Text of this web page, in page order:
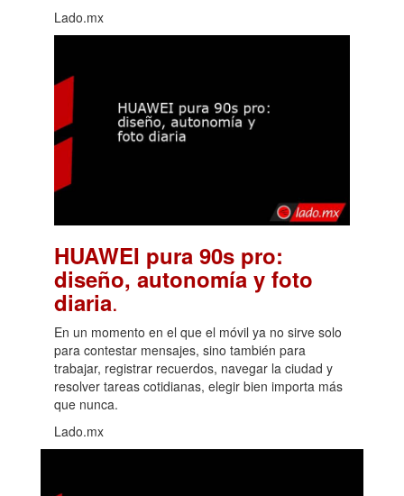
Lado.mx
HUAWEI pura 90s pro:
diseño, autonomía y foto
diaria.
En un momento en el que el móvil ya no sirve solo
para contestar mensajes, sino también para
trabajar, registrar recuerdos, navegar la ciudad y
resolver tareas cotidianas, elegir bien importa más
que nunca.
Lado.mx